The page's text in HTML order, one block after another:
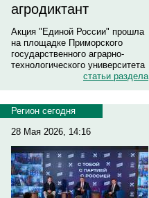
агродиктант
Акция "Единой России" прошла
на площадке Приморского
государственного аграрно-
технологического университета
статьи раздела
Регион сегодня
28 Мая 2026, 14:16